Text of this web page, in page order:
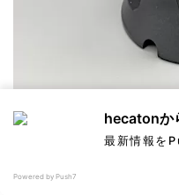
これはボタンを押すこ
単一指向性
hecatonか
最新情報を
Powered by Push7